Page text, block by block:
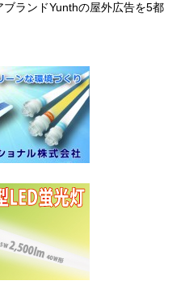
ブランドYunthの屋外広告を5都